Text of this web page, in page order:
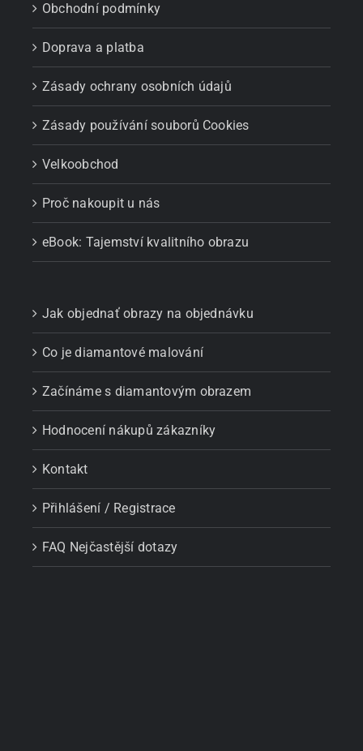
Obchodní podmínky
Doprava a platba
Zásady ochrany osobních údajů
Zásady používání souborů Cookies
Velkoobchod
Proč nakoupit u nás
eBook: Tajemství kvalitního obrazu
Jak objednať obrazy na objednávku
Co je diamantové malování
Začínáme s diamantovým obrazem
Hodnocení nákupů zákazníky
Kontakt
Přihlášení / Registrace
FAQ Nejčastější dotazy